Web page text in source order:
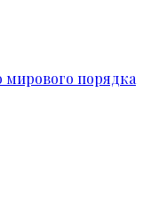
мирового порядка